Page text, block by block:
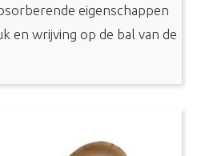
eigenschappen
en wrijving op de bal van de